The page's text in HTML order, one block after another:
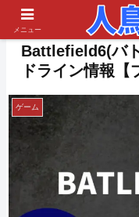
Battlefield6(バ
ドライン情報【
ゲーム
メニュー